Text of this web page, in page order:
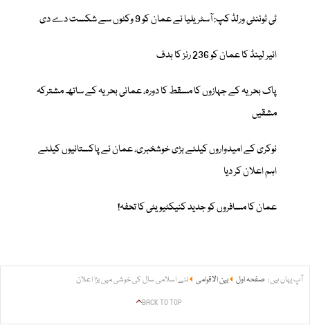
ٹی ٹوئنٹی ورلڈ کپ: آسٹریلیا نے عمان کو 9 وکٹوں سے شکست دے دی
ائیر لینڈ کا عمان کو 236 رنز کا ہدف
پاک بحریہ کے جہازوں کا مسقط کا دورہ، عمانی بحریہ کے ساتھ مشترکہ
مشقیں
نوکری کے امیدواروں کیلئے بڑی خوشخبری، عمان نے پاکستانیوں کیلئے
اہم اعلان کر دیا
عمان کا مسافروں کو جدید کنیکٹیویٹی کا تحفہ!
آپ یہاں ہیں: صفحہ اول بین الاقوامی نئے اسلامی سال کی خوشی میں بڑا اعلان
BACK TO TOP